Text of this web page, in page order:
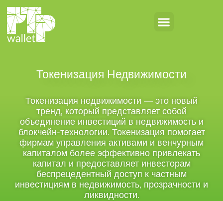
Токенизация Недвижимости
Токенизация недвижимости — это новый
тренд, который представляет собой
объединение инвестиций в недвижимость и
блокчейн-технологии. Токенизация помогает
фирмам управления активами и венчурным
капиталом более эффективно привлекать
капитал и предоставляет инвесторам
беспрецедентный доступ к частным
инвестициям в недвижимость, прозрачности и
ликвидности.